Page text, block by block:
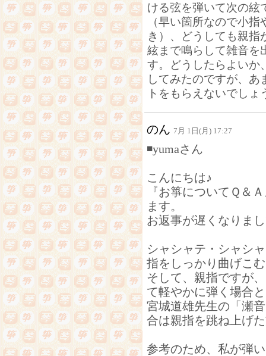
ける弦を弾いて次の絃
（早い箇所なので小
き）、どうしても親指
絃まで鳴らして雑音を
す。どうしたらよいか
してみたのですが、
トをもらえないでし
のん 7月 1日(月) 17:27
◾yumaさん
こんにちは♪
『お箏についてＱ＆
ます。
お返事が遅くなりま
シャシャテ・シャシ
指をしっかり曲げこ
そして、親指ですが
て軽やかに弾く場合
宮城道雄先生の「瀬
合は親指を跳ね上げ
参考のため、私が弾